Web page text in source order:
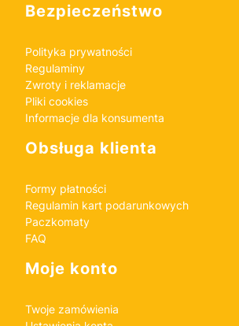
Bezpieczeństwo
Polityka prywatności
Regulaminy
Zwroty i reklamacje
Pliki cookies
Informacje dla konsumenta
Obsługa klienta
Formy płatności
Regulamin kart podarunkowych
Paczkomaty
FAQ
Moje konto
Twoje zamówienia